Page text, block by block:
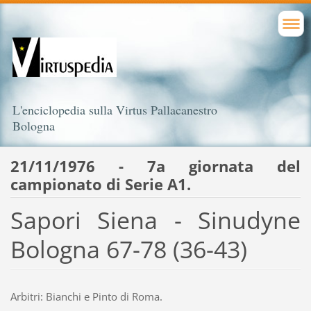
L'enciclopedia sulla Virtus Pallacanestro
Bologna
21/11/1976 - 7a giornata del
campionato di Serie A1.
Sapori Siena - Sinudyne
Bologna 67-78 (36-43)
Arbitri: Bianchi e Pinto di Roma.